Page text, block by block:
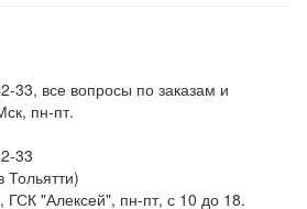
33, все вопросы по заказам и
пн-пт.
33
Тольятти)
ГСК "Алексей", пн-пт, с 10 до 18.